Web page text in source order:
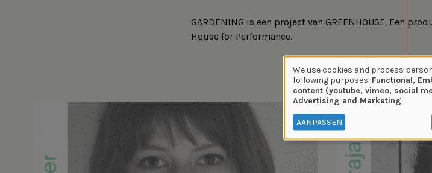
GARDENING is een project van GREENHOUSE. Een
House for Performance.
Use
of
personal
data
and
cookies
We use cookies and process
following purposes: Functional,
content (youtube, vimeo, social
Advertising and Marketing.
AANPASSEN